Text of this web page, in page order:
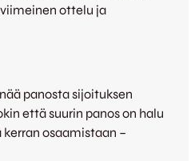
ottelu ja
panosta sijoituksen
että suurin panos on halu
osaamistaan –